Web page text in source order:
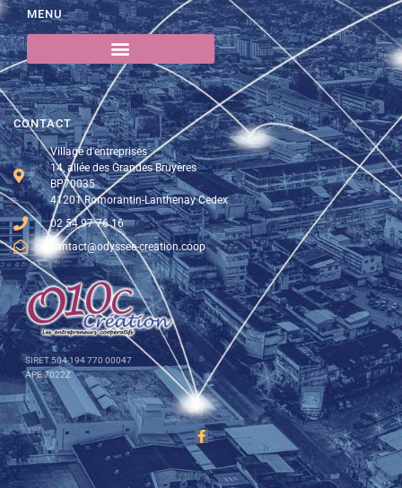
SIRET 504 194 770 00047
APE 7022Z
CONTACT
Village d'entreprises
14, allée des Grandes Bruyères
BP70035
41201 Romorantin-Lanthenay Cedex
02 54 97 76 16
contact@odyssee-creation.coop
MENU